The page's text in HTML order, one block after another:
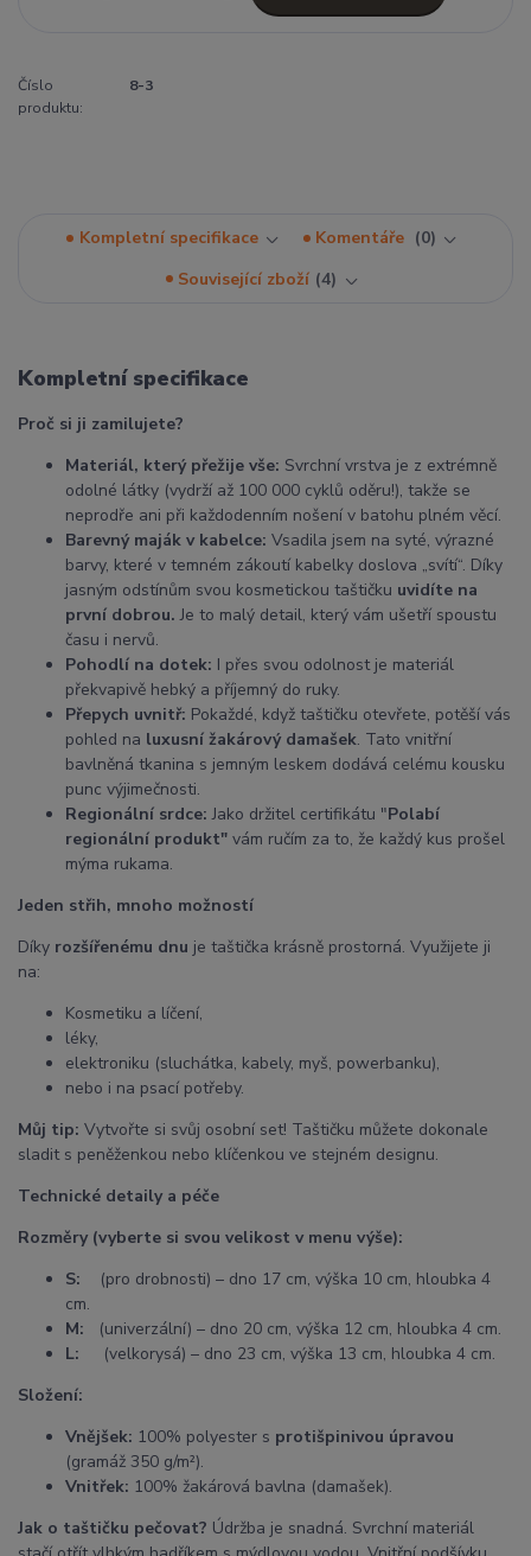
Číslo
produktu:
8-3
Kompletní specifikace Komentáře
0
Související zboží 4
Kompletní specifikace
Proč si ji zamilujete?
Materiál, který přežije vše: Svrchní vrstva je z extrémně
odolné látky (vydrží až 100 000 cyklů oděru!), takže se
neprodře ani při každodenním nošení v batohu plném věcí.
Barevný maják v kabelce: Vsadila jsem na syté, výrazné
barvy, které v temném zákoutí kabelky doslova „svítí“. Díky
jasným odstínům svou kosmetickou taštičku uvidíte na
první dobrou. Je to malý detail, který vám ušetří spoustu
času i nervů.
Pohodlí na dotek: I přes svou odolnost je materiál
překvapivě hebký a příjemný do ruky.
Přepych uvnitř: Pokaždé, když taštičku otevřete, potěší vás
pohled na luxusní žakárový damašek. Tato vnitřní
bavlněná tkanina s jemným leskem dodává celému kousku
punc výjimečnosti.
Regionální srdce: Jako držitel certifikátu "Polabí
regionální produkt" vám ručím za to, že každý kus prošel
mýma rukama.
Jeden střih, mnoho možností
Díky rozšířenému dnu je taštička krásně prostorná. Využijete ji
na:
Kosmetiku a líčení,
léky,
elektroniku (sluchátka, kabely, myš, powerbanku),
nebo i na psací potřeby.
Můj tip: Vytvořte si svůj osobní set! Taštičku můžete dokonale
sladit s peněženkou nebo klíčenkou ve stejném designu.
Technické detaily a péče
Rozměry (vyberte si svou velikost v menu výše):
S: (pro drobnosti) – dno 17 cm, výška 10 cm, hloubka 4
cm.
M: (univerzální) – dno 20 cm, výška 12 cm, hloubka 4 cm.
L: (velkorysá) – dno 23 cm, výška 13 cm, hloubka 4 cm.
Složení:
Vnějšek: 100% polyester s protišpinivou úpravou
(gramáž 350 g/m²).
Vnitřek: 100% žakárová bavlna (damašek).
Jak o taštičku pečovat? Údržba je snadná. Svrchní materiál